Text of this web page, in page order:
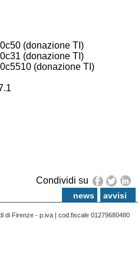
(donazione TI)
(donazione TI)
(donazione TI)
Condividi su
news avvisi
di Firenze - p.iva | cod.fiscale 01279680480